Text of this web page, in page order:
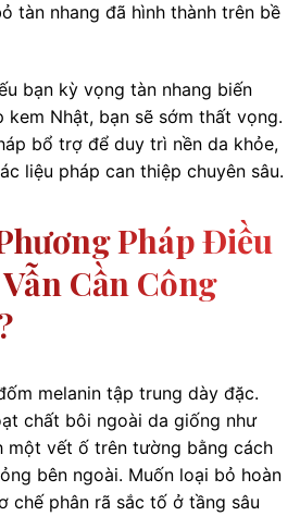
tàn nhang đã hình thành trên bề
bạn kỳ vọng tàn nhang biến
kem Nhật, bạn sẽ sớm thất vọng.
bổ trợ để duy trì nền da khỏe,
liệu pháp can thiệp chuyên sâu.
Pháp Điều
Cần Công
melanin tập trung dày đặc.
chất bôi ngoài da giống như
một vết ố trên tường bằng cách
bên ngoài. Muốn loại bỏ hoàn
chế phân rã sắc tố ở tầng sâu